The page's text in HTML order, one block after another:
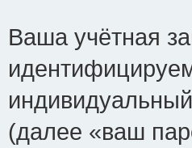
Ваша учётная
(далее «ваш